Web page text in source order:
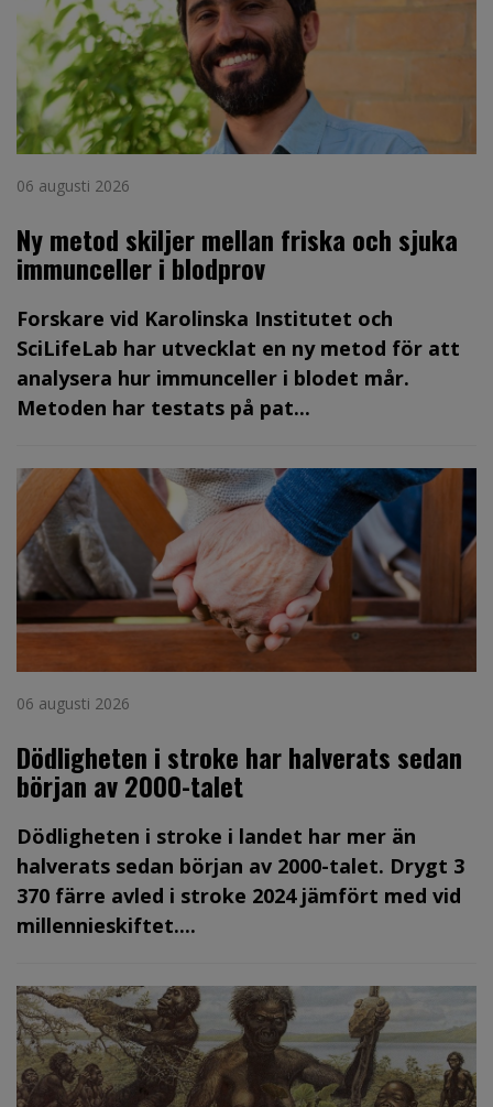
06 augusti 2026
Ny metod skiljer mellan friska och sjuka
immunceller i blodprov
Forskare vid Karolinska Institutet och
SciLifeLab har utvecklat en ny metod för att
analysera hur immunceller i blodet mår.
Metoden har testats på pat...
06 augusti 2026
Dödligheten i stroke har halverats sedan
början av 2000-talet
Dödligheten i stroke i landet har mer än
halverats sedan början av 2000-talet. Drygt 3
370 färre avled i stroke 2024 jämfört med vid
millennieskiftet....